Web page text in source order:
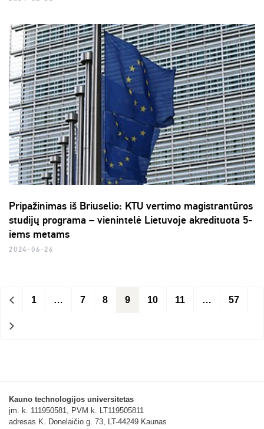
Pripažinimas iš Briuselio: KTU vertimo magistrantūros
studijų programa – vienintelė Lietuvoje akredituota 5-
iems metams
2024-06-26
< 1 … 7 8 9 10 11 … 57
>
Kauno technologijos universitetas
įm. k. 111950581, PVM k. LT119505811
adresas K. Donelaičio g. 73, LT-44249 Kaunas